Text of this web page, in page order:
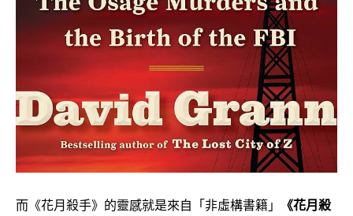
而《花月殺手》的靈感就是來自「非虛構書籍」
《花月殺